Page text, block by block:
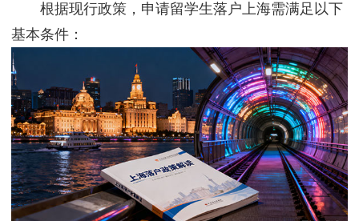
联
根据现行政策，申请留学生落户上海需满足以下
基本条件：